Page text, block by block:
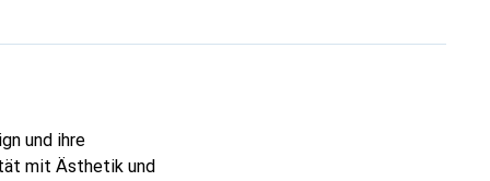
und ihre
mit Ästhetik und